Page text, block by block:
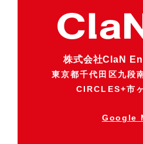
株式会社ClaN
東京都千代田区九段
CIRCLES+市
Google